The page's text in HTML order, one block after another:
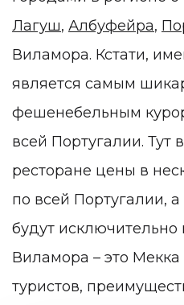
Лагуш, Албуфейра,
Виламора. Кстати,
является самым
фешенебельным
всей Португалии. Тут
ресторане цены в
по всей Португалии,
будут исключительно
Виламора – это Мекка
туристов,